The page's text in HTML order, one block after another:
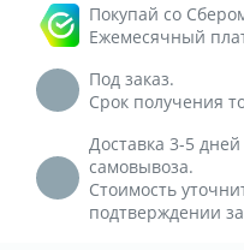
Покупай со
Ежемесячный
Под заказ.
Срок получения
Доставка 3-5
самовывоза.
Стоимость
подтверждении